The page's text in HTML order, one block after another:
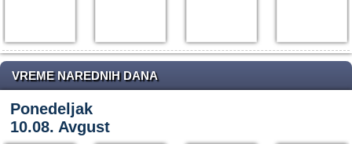
VREME NAREDNIH DANA
Ponedeljak
10.08. Avgust